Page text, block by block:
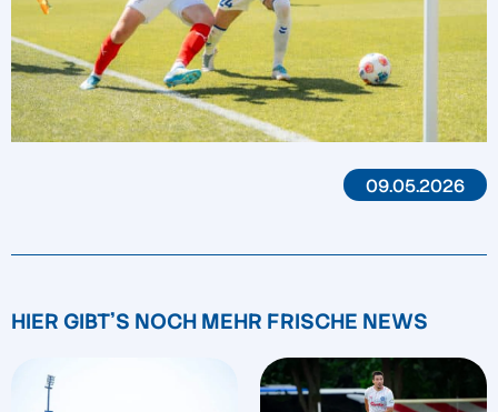
09.05.2026
HIER GIBT'S NOCH MEHR FRISCHE NEWS